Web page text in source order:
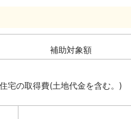
補助対象額
宅の取得費(土地代金を含む。)